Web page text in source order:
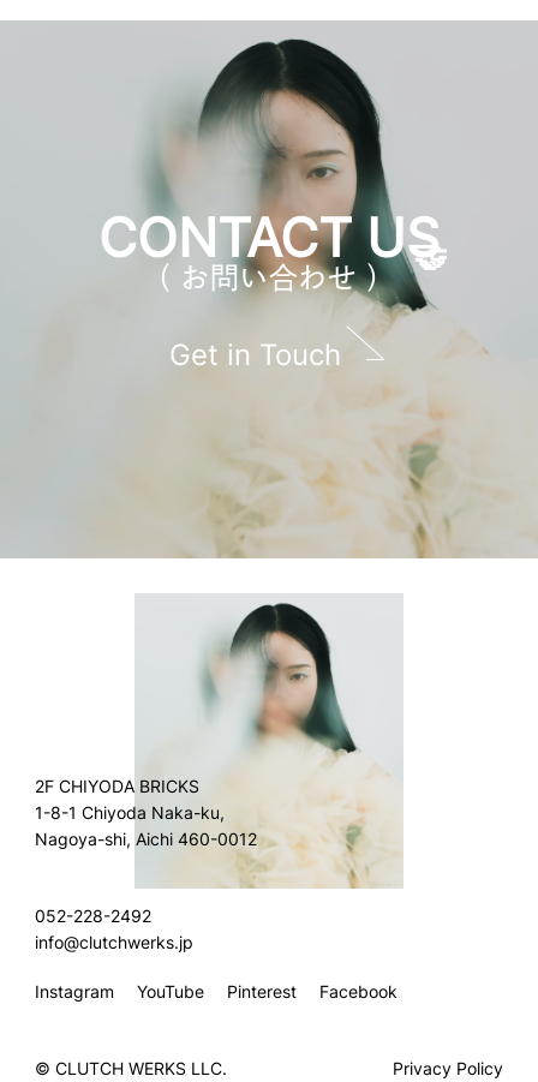
CONTACT US
（ お問い合わせ ）
Get in Touch
2F CHIYODA BRICKS
1-8-1 Chiyoda Naka-ku,
Nagoya-shi, Aichi 460-0012
052-228-2492
info@clutchwerks.jp
Instagram
YouTube Pinterest Facebook
© CLUTCH WERKS LLC. Privacy Policy